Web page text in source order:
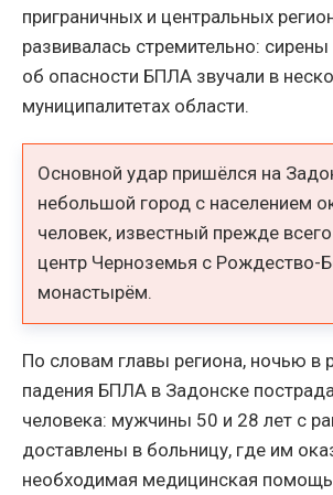
приграничных и центральных
развивалась стремительно:
об опасности БПЛА звучали в
муниципалитетах области.
Основной удар пришёлся на
небольшой город с населением
человек, известный прежде
центр Черноземья с Рождество-
монастырём.
По словам главы региона, ночью в
падения БПЛА в Задонске
человека: мужчины 50 и 28 лет с
доставлены в больницу, где им
необходимая медицинская